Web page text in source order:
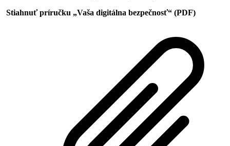
Stiahnuť príručku „Vaša digitálna bezpečnosť“ (PDF)